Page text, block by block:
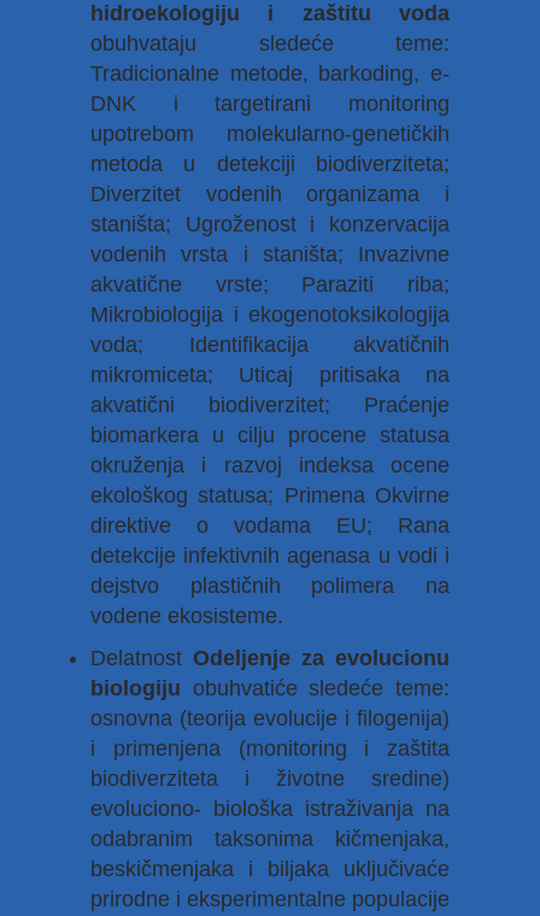
hidroekologiju i zaštitu voda
obuhvataju sledeće teme:
Tradicionalne metode, barkoding, e-
DNK i targetirani monitoring
upotrebom molekularno-genetičkih
metoda u detekciji biodiverziteta;
Diverzitet vodenih organizama i
staništa; Ugroženost i konzervacija
vodenih vrsta i staništa; Invazivne
akvatične vrste; Paraziti riba;
Mikrobiologija i ekogenotoksikologija
voda; Identifikacija akvatičnih
mikromiceta; Uticaj pritisaka na
akvatični biodiverzitet; Praćenje
biomarkera u cilju procene statusa
okruženja i razvoj indeksa ocene
ekološkog statusa; Primena Okvirne
direktive o vodama EU; Rana
detekcije infektivnih agenasa u vodi i
dejstvo plastičnih polimera na
vodene ekosisteme.
Delatnost Odeljenje za evolucionu
biologiju obuhvatiće sledeće teme:
osnovna (teorija evolucije i filogenija)
i primenjena (monitoring i zaštita
biodiverziteta i životne sredine)
evoluciono- biološka istraživanja na
odabranim taksonima kičmenjaka,
beskičmenjaka i biljaka uključivaće
prirodne i eksperimentalne populacije